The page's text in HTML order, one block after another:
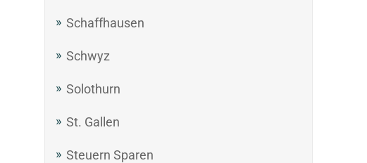
Schaffhausen
Schwyz
Solothurn
St. Gallen
Steuern Sparen